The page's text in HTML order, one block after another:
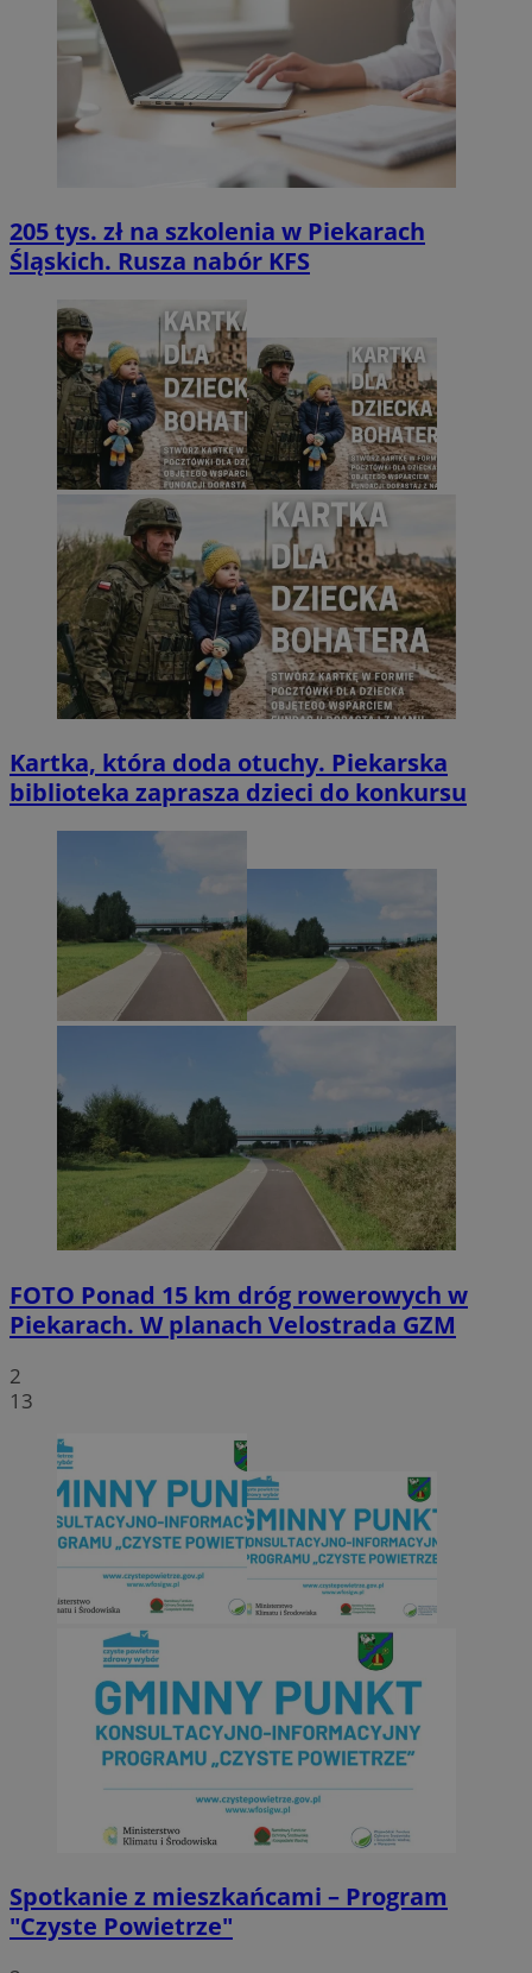
205 tys. zł na szkolenia w Piekarach
Śląskich. Rusza nabór KFS
Kartka, która doda otuchy. Piekarska
biblioteka zaprasza dzieci do konkursu
FOTO Ponad 15 km dróg rowerowych w
Piekarach. W planach Velostrada GZM
2
13
Spotkanie z mieszkańcami – Program
"Czyste Powietrze"